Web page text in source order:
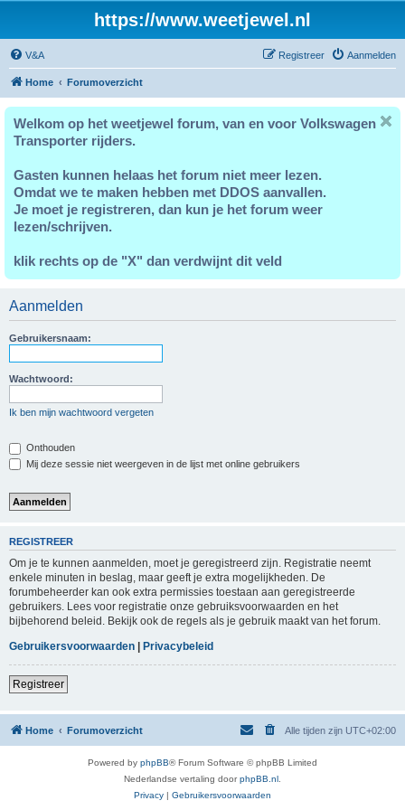
https://www.weetjewel.nl
V&A Aanmelden
Registreer
Home Forumoverzicht
Welkom op het weetjewel forum, van en voor Volkswagen
Transporter rijders.
Gasten kunnen helaas het forum niet meer lezen.
Omdat we te maken hebben met DDOS aanvallen.
Je moet je registreren, dan kun je het forum weer
lezen/schrijven.
klik rechts op de "X" dan verdwijnt dit veld
Aanmelden
Gebruikersnaam:
Wachtwoord:
Ik ben mijn wachtwoord vergeten
Onthouden
Mij deze sessie niet weergeven in de lijst met online gebruikers
REGISTREER
Om je te kunnen aanmelden, moet je geregistreerd zijn. Registratie neemt
enkele minuten in beslag, maar geeft je extra mogelijkheden. De
forumbeheerder kan ook extra permissies toestaan aan geregistreerde
gebruikers. Lees voor registratie onze gebruiksvoorwaarden en het
bijbehorend beleid. Bekijk ook de regels als je gebruik maakt van het forum.
Gebruikersvoorwaarden | Privacybeleid
Registreer
Home Forumoverzicht Alle tijden zijn UTC+02:00
Powered by phpBB® Forum Software © phpBB Limited
Nederlandse vertaling doorphpBB.nl
Privacy | Gebruikersvoorwaarden